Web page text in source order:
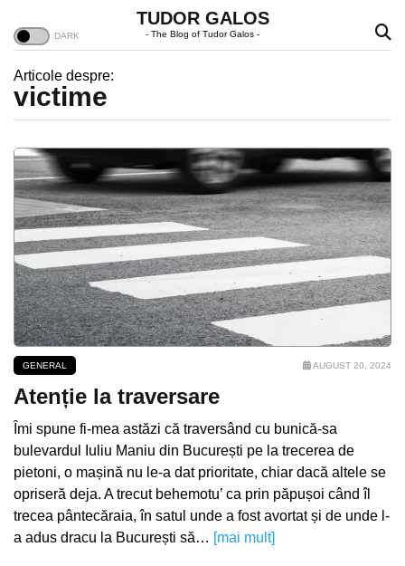
TUDOR GALOS
- The Blog of Tudor Galos -
Articole despre:
victime
GENERAL AUGUST 20, 2024
Atenție la traversare
Îmi spune fi-mea astăzi că traversând cu bunică-sa
bulevardul Iuliu Maniu din București pe la trecerea de
pietoni, o mașină nu le-a dat prioritate, chiar dacă altele se
opriseră deja. A trecut behemotu’ ca prin păpușoi când îl
trecea pântecăraia, în satul unde a fost avortat și de unde l-
a adus dracu la București să… [mai mult]